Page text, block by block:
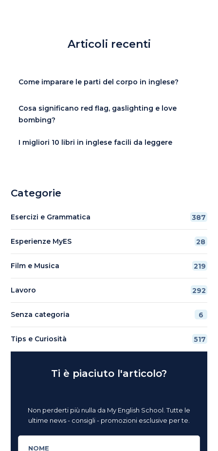
Articoli recenti
Come imparare le parti del corpo in inglese?
Cosa significano red flag, gaslighting e love
bombing?
I migliori 10 libri in inglese facili da leggere
Categorie
Esercizi e Grammatica 387
Esperienze MyES 28
Film e Musica 219
Lavoro 292
Senza categoria 6
Tips e Curiosità 517
Ti è piaciuto l'articolo?
Non perderti più nulla da My English School. Tutte le
ultime news - consigli - promozioni esclusive per te.